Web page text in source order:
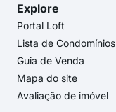
Explore
Portal Loft
Lista de Condomínios
Guia de Venda
Mapa do site
Avaliação de imóvel